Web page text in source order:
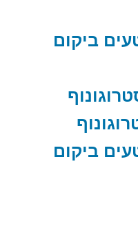
ביקום
ביקום